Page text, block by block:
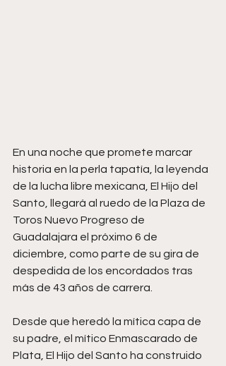
En una noche que promete marcar
historia en la perla tapatía, la leyenda
de la lucha libre mexicana, El Hijo del
Santo, llegará al ruedo de la Plaza de
Toros Nuevo Progreso de
Guadalajara el próximo 6 de
diciembre, como parte de su gira de
despedida de los encordados tras
más de 43 años de carrera.
Desde que heredó la mítica capa de
su padre, el mítico Enmascarado de
Plata, El Hijo del Santo ha construido